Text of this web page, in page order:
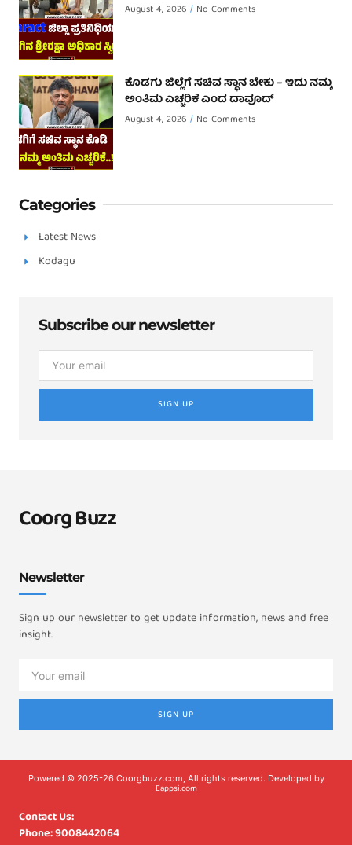
August 4, 2026 No Comments
ಕೊಡಗು ಜಿಲ್ಲೆಗೆ ಸಚಿವ ಸ್ಥಾನ ಬೇಕು – ಇದು ನಮ್ಮ
ಅಂತಿಮ ಎಚ್ಚರಿಕೆ ಎಂದ ದಾವೂದ್ ‌
August 4, 2026 No Comments
Categories
Latest News
Kodagu
Subscribe our newsletter
SIGN UP
Coorg Buzz
Newsletter
Sign up our newsletter to get update information, news and free
insight.
SIGN UP
Powered © 2025-26 Coorgbuzz.com, All rights reserved. Developed by
Eappsi.com
Contact Us:
Phone: 9008442064